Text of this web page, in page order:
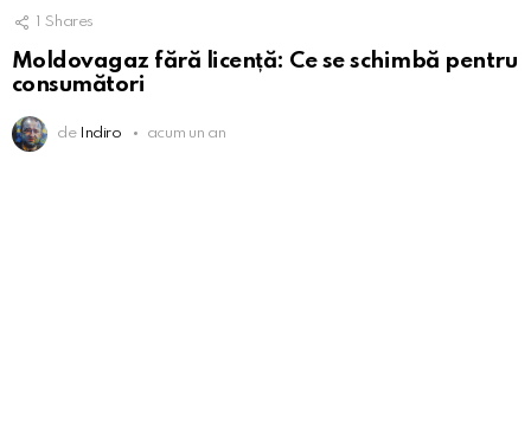
Shares
Moldovagaz fără licență: Ce se schimbă pentru
consumători
de Indiro acum un an